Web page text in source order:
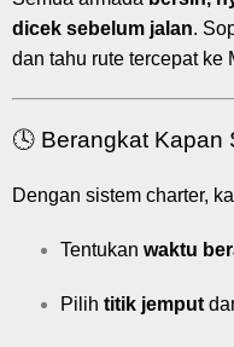
dicek sebelum jalan.
dan tahu rute tercepat ke
🕓 Berangkat Kapan
Dengan sistem charter,
Tentukan waktu
Pilih titik jemput